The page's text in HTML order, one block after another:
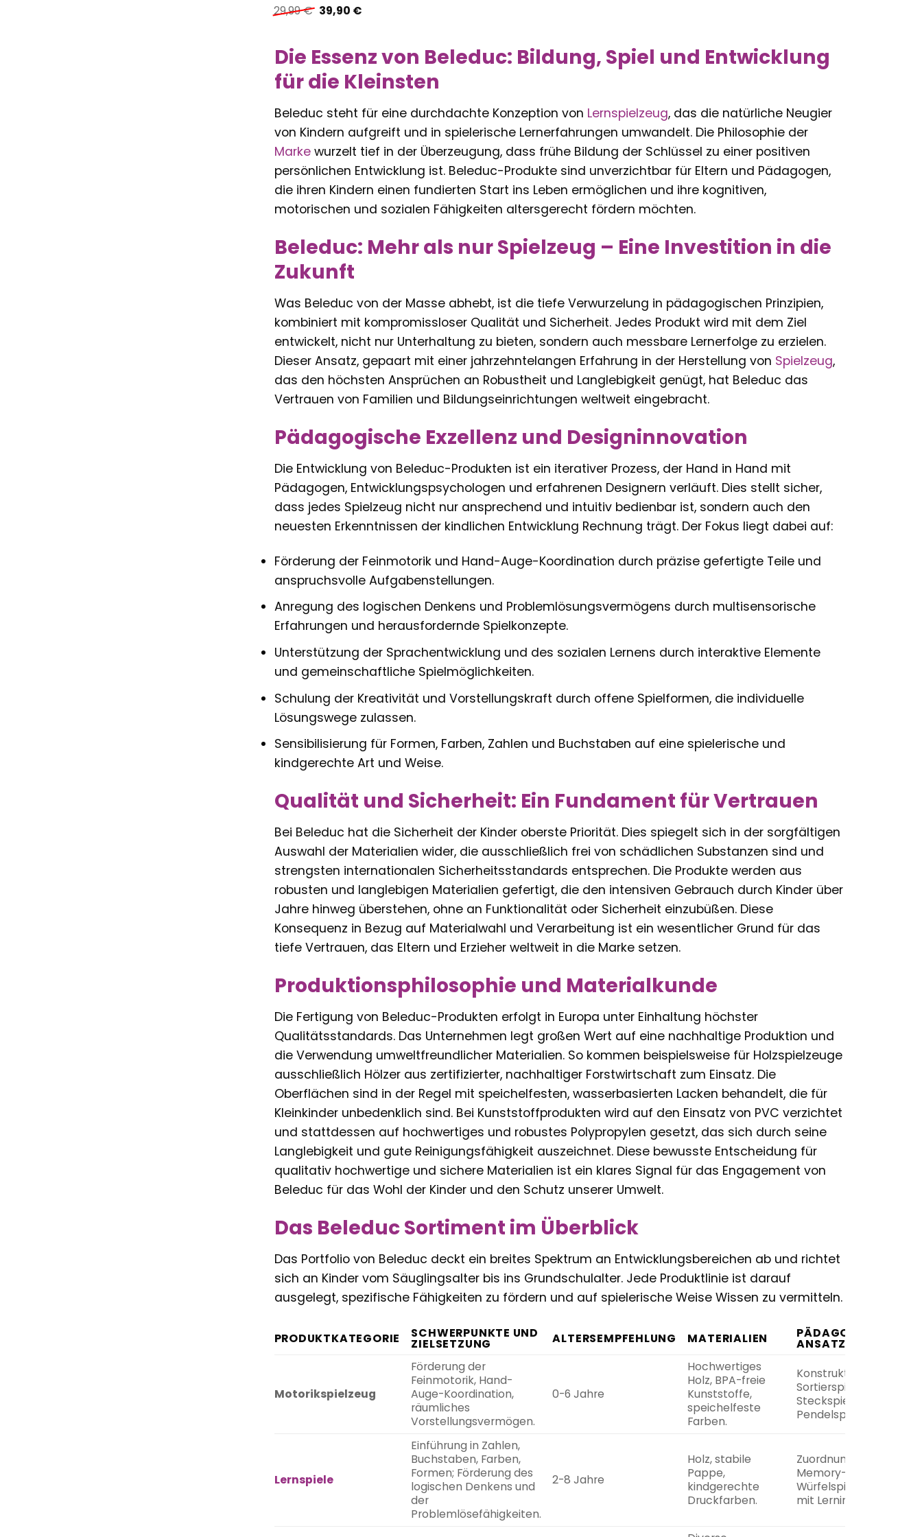
29,99€ Ursprünglicher
Preis
39,90 €Aktueller
Die Essenz von Beleduc: Bildung, Spiel und Entwicklung
für die Kleinsten
Beleduc steht für eine durchdachte Konzeption von Lernspielzeug, das die natürliche Neugier
von Kindern aufgreift und in spielerische Lernerfahrungen umwandelt. Die Philosophie der
Markewurzelt tief in der Überzeugung, dass frühe Bildung der Schlüssel zu einer positiven
persönlichen Entwicklung ist. Beleduc-Produkte sind unverzichtbar für Eltern und Pädagogen,
die ihren Kindern einen fundierten Start ins Leben ermöglichen und ihre kognitiven,
motorischen und sozialen Fähigkeiten altersgerecht fördern möchten.
Beleduc: Mehr als nur Spielzeug – Eine Investition in die
Zukunft
Was Beleduc von der Masse abhebt, ist die tiefe Verwurzelung in pädagogischen Prinzipien,
kombiniert mit kompromissloser Qualität und Sicherheit. Jedes Produkt wird mit dem Ziel
entwickelt, nicht nur Unterhaltung zu bieten, sondern auch messbare Lernerfolge zu erzielen.
Dieser Ansatz, gepaart mit einer jahrzehntelangen Erfahrung in der Herstellung von Spielzeug,
das den höchsten Ansprüchen an Robustheit und Langlebigkeit genügt, hat Beleduc das
Vertrauen von Familien und Bildungseinrichtungen weltweit eingebracht.
Pädagogische Exzellenz und Designinnovation
Die Entwicklung von Beleduc-Produkten ist ein iterativer Prozess, der Hand in Hand mit
Pädagogen, Entwicklungspsychologen und erfahrenen Designern verläuft. Dies stellt sicher,
dass jedes Spielzeug nicht nur ansprechend und intuitiv bedienbar ist, sondern auch den
neuesten Erkenntnissen der kindlichen Entwicklung Rechnung trägt. Der Fokus liegt dabei auf:
Förderung der Feinmotorik und Hand-Auge-Koordination durch präzise gefertigte Teile und
anspruchsvolle Aufgabenstellungen.
Anregung des logischen Denkens und Problemlösungsvermögens durch multisensorische
Erfahrungen und herausfordernde Spielkonzepte.
Unterstützung der Sprachentwicklung und des sozialen Lernens durch interaktive Elemente
und gemeinschaftliche Spielmöglichkeiten.
Schulung der Kreativität und Vorstellungskraft durch offene Spielformen, die individuelle
Lösungswege zulassen.
Sensibilisierung für Formen, Farben, Zahlen und Buchstaben auf eine spielerische und
kindgerechte Art und Weise.
Qualität und Sicherheit: Ein Fundament für Vertrauen
Bei Beleduc hat die Sicherheit der Kinder oberste Priorität. Dies spiegelt sich in der sorgfältigen
Auswahl der Materialien wider, die ausschließlich frei von schädlichen Substanzen sind und
strengsten internationalen Sicherheitsstandards entsprechen. Die Produkte werden aus
robusten und langlebigen Materialien gefertigt, die den intensiven Gebrauch durch Kinder über
Jahre hinweg überstehen, ohne an Funktionalität oder Sicherheit einzubüßen. Diese
Konsequenz in Bezug auf Materialwahl und Verarbeitung ist ein wesentlicher Grund für das
tiefe Vertrauen, das Eltern und Erzieher weltweit in die Marke setzen.
Produktionsphilosophie und Materialkunde
Die Fertigung von Beleduc-Produkten erfolgt in Europa unter Einhaltung höchster
Qualitätsstandards. Das Unternehmen legt großen Wert auf eine nachhaltige Produktion und
die Verwendung umweltfreundlicher Materialien. So kommen beispielsweise für Holzspielzeuge
ausschließlich Hölzer aus zertifizierter, nachhaltiger Forstwirtschaft zum Einsatz. Die
Oberflächen sind in der Regel mit speichelfesten, wasserbasierten Lacken behandelt, die für
Kleinkinder unbedenklich sind. Bei Kunststoffprodukten wird auf den Einsatz von PVC verzichtet
und stattdessen auf hochwertiges und robustes Polypropylen gesetzt, das sich durch seine
Langlebigkeit und gute Reinigungsfähigkeit auszeichnet. Diese bewusste Entscheidung für
qualitativ hochwertige und sichere Materialien ist ein klares Signal für das Engagement von
Beleduc für das Wohl der Kinder und den Schutz unserer Umwelt.
Das Beleduc Sortiment im Überblick
Das Portfolio von Beleduc deckt ein breites Spektrum an Entwicklungsbereichen ab und richtet
sich an Kinder vom Säuglingsalter bis ins Grundschulalter. Jede Produktlinie ist darauf
ausgelegt, spezifische Fähigkeiten zu fördern und auf spielerische Weise Wissen zu vermitteln.
PRODUKTKATEGORIE SCHWERPUNKTE UND
ZIELSETZUNG ALTERSEMPFEHLUNG MATERIALIEN PÄDAGOGISCHER
ANSATZ
Motorikspielzeug
Förderung der
Feinmotorik, Hand-
Auge-Koordination,
räumliches
Vorstellungsvermögen.
0-6 Jahre
Hochwertiges
Holz, BPA-freie
Kunststoffe,
speichelfeste
Farben.
Sortierspiele,
Steckspiele,
Pendelspiele,
Lernspiele
Einführung in Zahlen,
Buchstaben, Farben,
Formen; Förderung des
logischen Denkens und
der
Problemlösefähigkeiten.
2-8 Jahre
Holz, stabile
Pappe,
kindgerechte
Druckfarben.
Zuordnungsspiele,
Memory-Spiele,
Würfelspiele,
mit Lerninhalten.